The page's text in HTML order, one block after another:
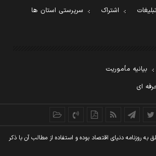
اشتراک
سرپرستی استان ها
بیانیه مأموریت
ای
روزنامه دنيای اقتصاد بوده و استفاده از مطالب آن با ذکر